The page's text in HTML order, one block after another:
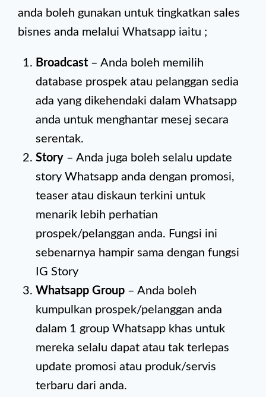
anda boleh gunakan untuk tingkatkan sales
bisnes anda melalui Whatsapp iaitu ;
Broadcast – Anda boleh memilih
database prospek atau pelanggan sedia
ada yang dikehendaki dalam Whatsapp
anda untuk menghantar mesej secara
serentak.
Story – Anda juga boleh selalu update
story Whatsapp anda dengan promosi,
teaser atau diskaun terkini untuk
menarik lebih perhatian
prospek/pelanggan anda. Fungsi ini
sebenarnya hampir sama dengan fungsi
IG Story
Whatsapp Group – Anda boleh
kumpulkan prospek/pelanggan anda
dalam 1 group Whatsapp khas untuk
mereka selalu dapat atau tak terlepas
update promosi atau produk/servis
terbaru dari anda.